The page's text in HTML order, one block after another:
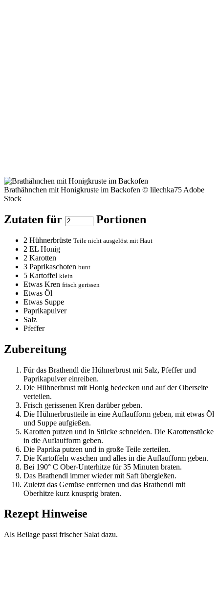
Brathähnchen mit Honigkruste im Backofen © lilechka75 Adobe
Stock
Zutaten für Portionen
2 Hühnerbrüste Teile nicht ausgelöst mit Haut
2 EL Honig
2 Karotten
3 Paprikaschoten bunt
5 Kartoffel klein
Etwas Kren frisch gerissen
Etwas Öl
Etwas Suppe
Paprikapulver
Salz
Pfeffer
Zubereitung
Für das Brathendl die Hühnerbrust mit Salz, Pfeffer und
Paprikapulver einreiben.
Die Hühnerbrust mit Honig bedecken und auf der Oberseite
verteilen.
Frisch gerissenen Kren darüber geben.
Die Hühnerbrustteile in eine Auflaufform geben, mit etwas Öl
und Suppe aufgießen.
Karotten putzen und in Stücke schneiden. Die Karottenstücke
in die Auflaufform geben.
Die Paprika putzen und in große Teile zerteilen.
Die Kartoffeln waschen und alles in die Auflaufform geben.
Bei 190° C Ober-Unterhitze für 35 Minuten braten.
Das Brathendl immer wieder mit Saft übergießen.
Zuletzt das Gemüse entfernen und das Brathendl mit
Oberhitze kurz knusprig braten.
Rezept Hinweise
Als Beilage passt frischer Salat dazu.